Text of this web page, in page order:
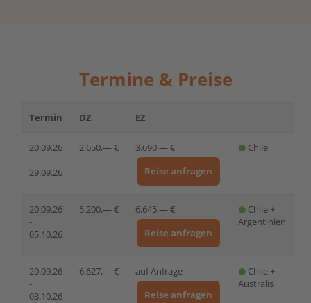
Termine & Preise
Termin DZ EZ
20.09.26
-
29.09.26
2.650,— €
3.690,— €
Reise anfragen
Chile
20.09.26
-
05.10.26
5.200,— €
6.645,— €
Reise anfragen
Chile +
Argentinien
20.09.26
-
03.10.26
6.627,— €
auf Anfrage
Reise anfragen
Chile +
Australis